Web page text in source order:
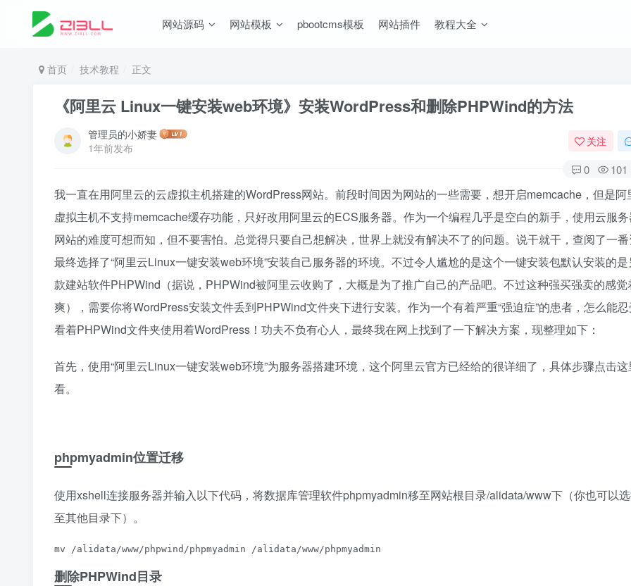
网站源码 网站模板 pbootcms模板 网站插件 教程大全
首页 技术教程 正文
《阿里云 Linux一键安装web环境》安装WordPress和删除PHPWind的方法
管理员的小娇妻
1年前发布
关注
0 101
我一直在用阿里云的云虚拟主机搭建的WordPress网站。前段时间因为网站的一些需要，想开启memcache，但是阿
虚拟主机不支持memcache缓存功能，只好改用阿里云的ECS服务器。作为一个编程几乎是空白的新手，使用云服
网站的难度可想而知，但不要害怕。总觉得只要自己想解决，世界上就没有解决不了的问题。说干就干，查阅了一
最终选择了“阿里云Linux一键安装web环境”安装自己服务器的环境。不过令人尴尬的是这个一键安装包默认安装的
款建站软件PHPWind（据说，PHPWind被阿里云收购了，大概是为了推广自己的产品吧。不过这种强买强卖的感觉
爽），需要你将WordPress安装文件丢到PHPWind文件夹下进行安装。作为一个有着严重“强迫症”的患者，怎么能
看着PHPWind文件夹使用着WordPress！功夫不负有心人，最终我在网上找到了一下解决方案，现整理如下：
首先，使用“阿里云Linux一键安装web环境”为服务器搭建环境，这个阿里云官方已经给的很详细了，具体步骤点击
看。
phpmyadmin位置迁移
使用xshell连接服务器并输入以下代码，将数据库管理软件phpmyadmin移至网站根目录/alidata/www下（你也可以
至其他目录下）。
mv /alidata/www/phpwind/phpmyadmin /alidata/www/phpmyadmin
删除PHPWind目录